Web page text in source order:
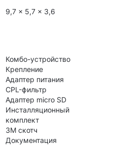
9,7 x 5,7 x 3,6
Комбо-устройство
Крепление
Адаптер питания
CPL-фильтр
Адаптер micro SD
Инсталляционный
комплект
3М скотч
Документация